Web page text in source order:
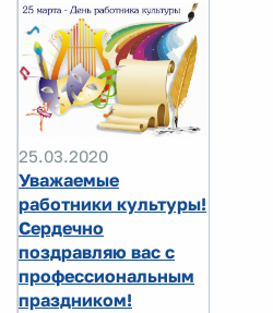
25.03.2020
Уважаемые
работники культуры!
Сердечно
поздравляю вас с
профессиональным
праздником!